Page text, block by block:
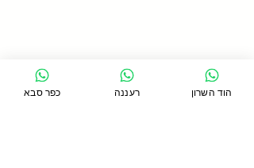
כפר סבא רעננה הוד השרון